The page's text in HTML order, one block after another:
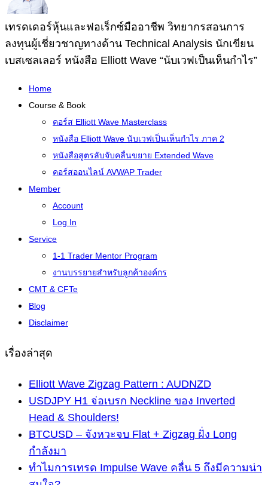
เทรดเดอร์หุ้นและฟอเร็กซ์มืออาชีพ วิทยากรสอนการ
ลงทุนผู้เชี่ยวชาญทางด้าน Technical Analysis นักเขียน
เบสเซลเลอร์ หนังสือ Elliott Wave “นับเวฟเป็นเห็นกำไร”
Home
Course & Book
คอร์ส Elliott Wave Masterclass
หนังสือ Elliott Wave นับเวฟเป็นเห็นกำไร ภาค 2
หนังสือสูตรลับจับคลื่นขยาย Extended Wave
คอร์สออนไลน์ AVWAP Trader
Member
Account
Log In
Service
1-1 Trader Mentor Program
งานบรรยายสำหรับลูกค้าองค์กร
CMT & CFTe
Blog
Disclaimer
เรื่องล่าสุด
Elliott Wave Zigzag Pattern : AUDNZD
USDJPY H1 จ่อเบรก Neckline ของ Inverted
Head & Shoulders!
BTCUSD – จังหวะจบ Flat + Zigzag ฝั่ง Long
กำลังมา
ทำไมการเทรด Impulse Wave คลื่น 5 ถึงมีความน่า